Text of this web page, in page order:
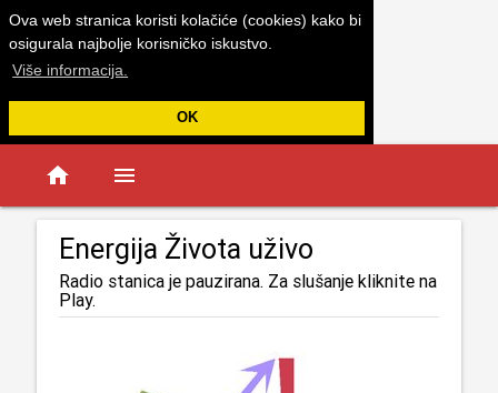
Ova web stranica koristi kolačiće (cookies) kako bi
osigurala najbolje korisničko iskustvo.
Više informacija.
OK
home menu
Energija Života uživo
Radio stanica je pauzirana. Za slušanje kliknite na
Play.